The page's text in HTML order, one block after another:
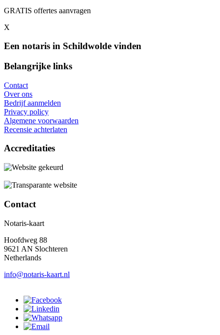
GRATIS offertes aanvragen
X
Een notaris in Schildwolde vinden
Belangrijke links
Contact
Over ons
Bedrijf aanmelden
Privacy policy
Algemene voorwaarden
Recensie achterlaten
Accreditaties
Contact
Notaris-kaart
Hoofdweg 88
9621 AN Slochteren
Netherlands
info@notaris-kaart.nl